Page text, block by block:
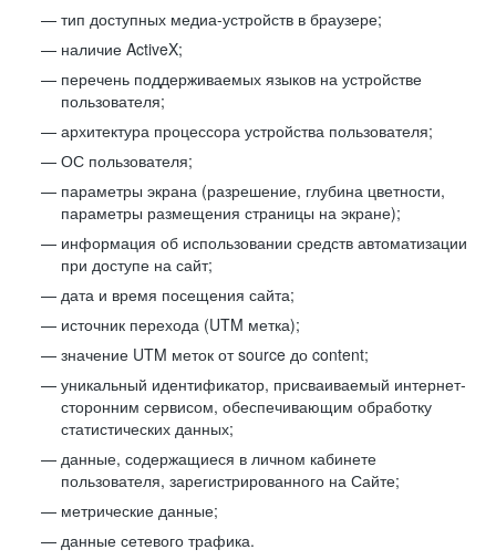
тип доступных медиа-устройств в браузере;
наличие ActiveX;
перечень поддерживаемых языков на устройстве
пользователя;
архитектура процессора устройства пользователя;
ОС пользователя;
параметры экрана (разрешение, глубина цветности,
параметры размещения страницы на экране);
информация об использовании средств автоматизации
при доступе на сайт;
дата и время посещения сайта;
источник перехода (UTM метка);
значение UTM меток от source до content;
уникальный идентификатор, присваиваемый интернет-
сторонним сервисом, обеспечивающим обработку
статистических данных;
данные, содержащиеся в личном кабинете
пользователя, зарегистрированного на Сайте;
метрические данные;
данные сетевого трафика.